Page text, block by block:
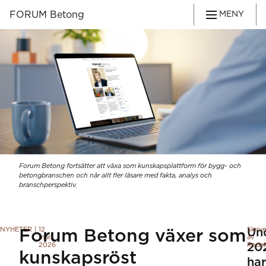
FORUM Betong MENY
Forum Betong fortsätter att växa som kunskapsplattform för bygg- och
betongbranschen och når allt fler läsare med fakta, analys och
branschperspektiv.
NYHETER
12
mar.
2026
Forum Betong växer som
kunskapsröst
har
av